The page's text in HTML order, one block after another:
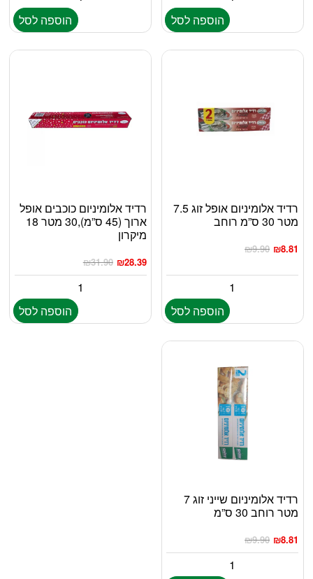
הוספה לסל הוספה לסל
רדיד אלומיניום אופל זוג 7.5
מטר 30 ס”מ רוחב
₪9.90 ₪8.81
הוספה לסל
רדיד אלומיניום כוכבים אופל
ארוך (45 ס”מ),30 מטר 18
מיקרון
₪31.90 ₪28.39
הוספה לסל
רדיד אלומיניום שייני זוג 7
מטר רוחב 30 ס”מ
₪9.90 ₪8.81